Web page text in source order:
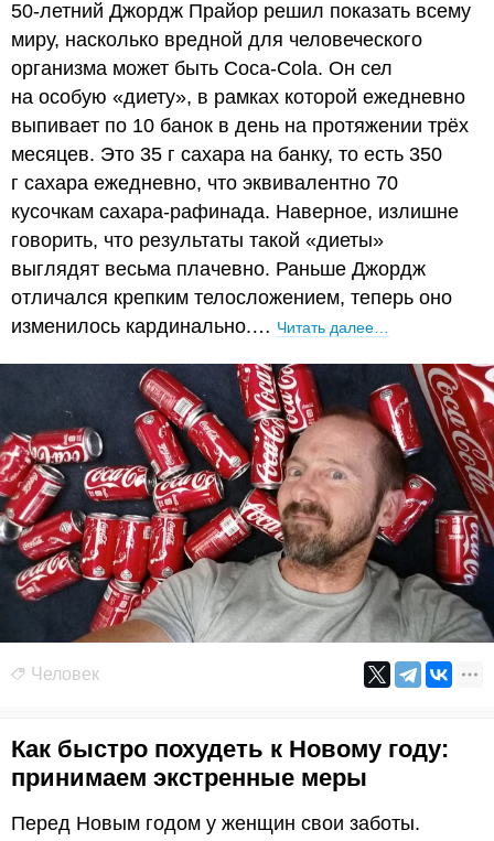
50-летний Джордж Прайор решил показать всему
миру, насколько вредной для человеческого
организма может быть Coca-Cola. Он сел
на особую «диету», в рамках которой ежедневно
выпивает по 10 банок в день на протяжении трёх
месяцев. Это 35 г сахара на банку, то есть 350
г сахара ежедневно, что эквивалентно 70
кусочкам сахара-рафинада. Наверное, излишне
говорить, что результаты такой «диеты»
выглядят весьма плачевно. Раньше Джордж
отличался крепким телосложением, теперь оно
изменилось кардинально.… Читать далее…
Человек
Как быстро похудеть к Новому году:
принимаем экстренные меры
Перед Новым годом у женщин свои заботы.